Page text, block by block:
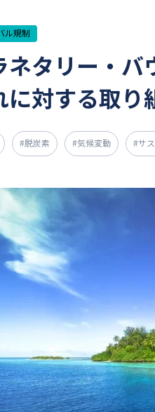
ル規制
ネタリー・バ
に対する取り
#脱炭素 #気候変動 #サ